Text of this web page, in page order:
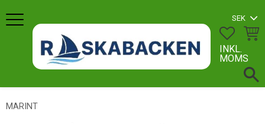
Meny
INKL.
MOMS
MARINT